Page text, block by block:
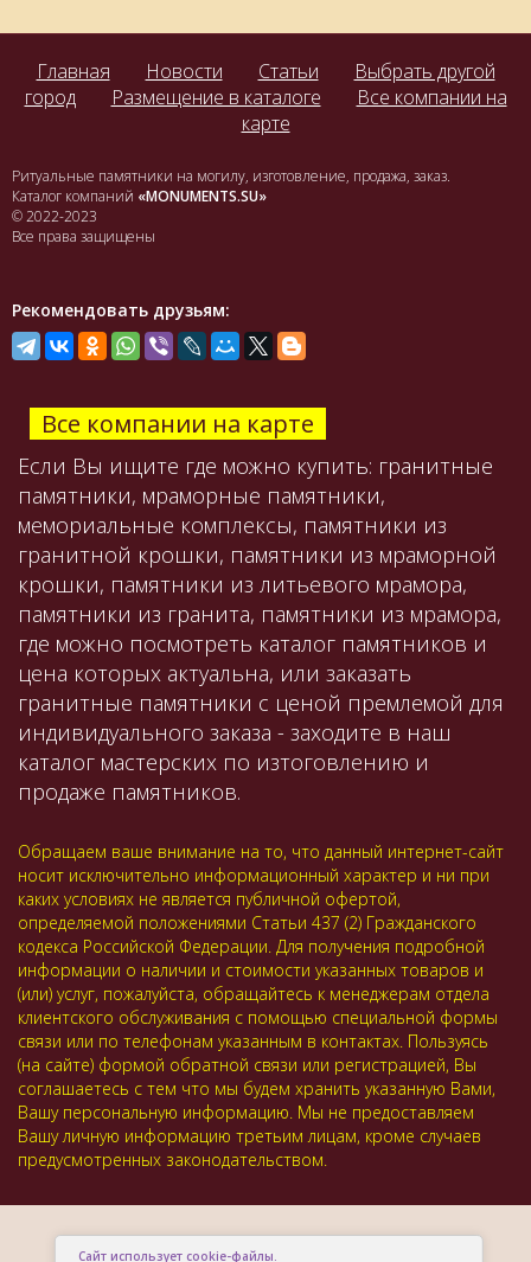
Главная Новости Статьи
Выбрать другой
город
Размещение в каталоге
Все компании на
карте
Ритуальные памятники на могилу, изготовление, продажа, заказ.
Каталог компаний «MONUMENTS.SU»
© 2022-2023
Все права защищены
Рекомендовать друзьям:
Все компании на карте
Если Вы ищите где можно купить: гранитные
памятники, мраморные памятники,
мемориальные комплексы, памятники из
гранитной крошки, памятники из мраморной
крошки, памятники из литьевого мрамора,
памятники из гранита, памятники из мрамора,
где можно посмотреть каталог памятников и
цена которых актуальна, или заказать
гранитные памятники с ценой премлемой для
индивидуального заказа - заходите в наш
каталог мастерских по изтоговлению и
продаже памятников.
Обращаем ваше внимание на то, что данный интернет-сайт
носит исключительно информационный характер и ни при
каких условиях не является публичной офертой,
определяемой положениями Статьи 437 (2) Гражданского
кодекса Российской Федерации. Для получения подробной
информации о наличии и стоимости указанных товаров и
(или) услуг, пожалуйста, обращайтесь к менеджерам отдела
клиентского обслуживания с помощью специальной формы
связи или по телефонам указанным в контактах. Пользуясь
(на сайте) формой обратной связи или регистрацией, Вы
соглашаетесь с тем что мы будем хранить указанную Вами,
Вашу персональную информацию. Мы не предоставляем
Вашу личную информацию третьим лицам, кроме случаев
предусмотренных законодательством.
Сайт использует cookie-файлы.